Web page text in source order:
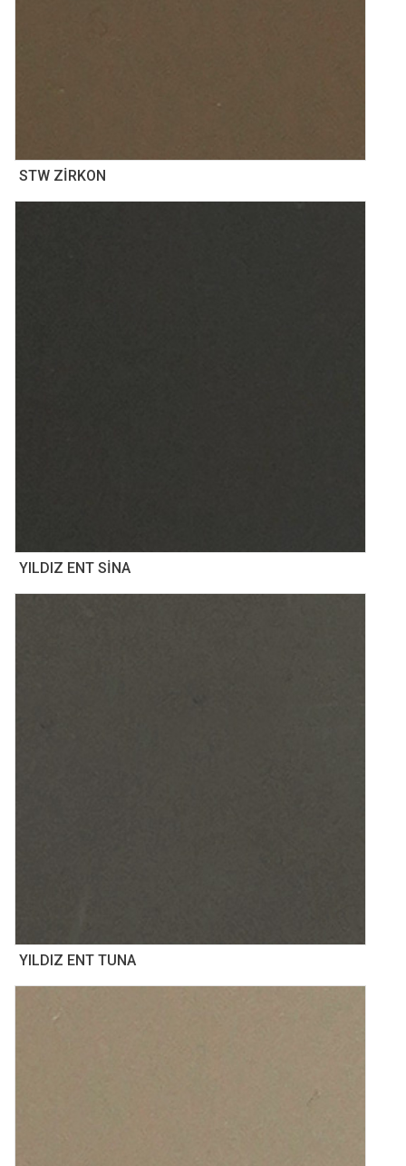
STW ZİRKON
YILDIZ ENT SİNA
YILDIZ ENT TUNA